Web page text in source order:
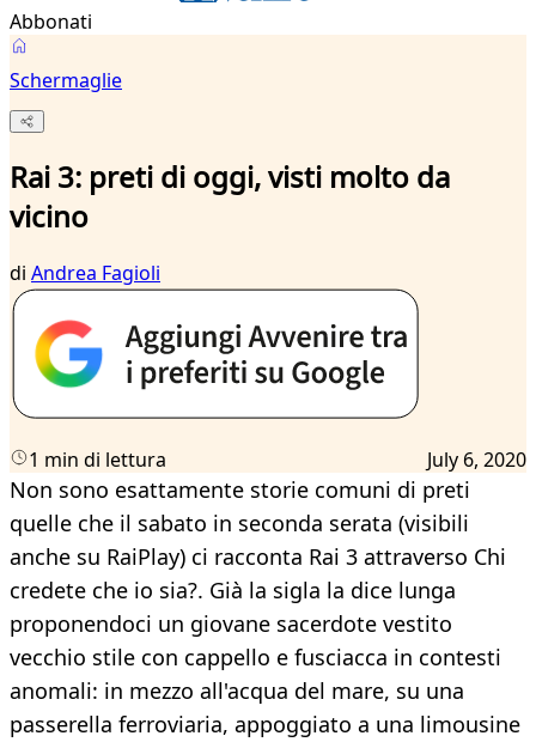
Abbonati
Schermaglie
Rai 3: preti di oggi, visti molto da
vicino
di Andrea Fagioli
1 min di lettura July 6, 2020
Non sono esattamente storie comuni di preti
quelle che il sabato in seconda serata (visibili
anche su RaiPlay) ci racconta Rai 3 attraverso Chi
credete che io sia?. Già la sigla la dice lunga
proponendoci un giovane sacerdote vestito
vecchio stile con cappello e fusciacca in contesti
anomali: in mezzo all'acqua del mare, su una
passerella ferroviaria, appoggiato a una limousine